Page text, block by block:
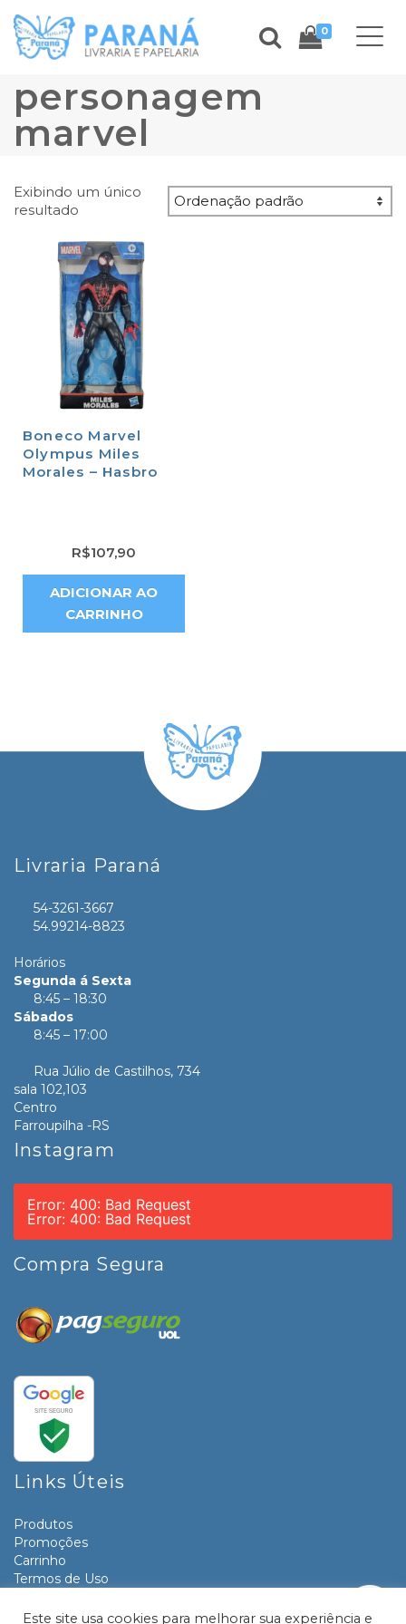
0
personagem
marvel
Exibindo um único
resultado
Boneco Marvel
Olympus Miles
Morales – Hasbro
R$107,90
ADICIONAR AO
CARRINHO
Livraria Paraná
54-3261-3667
54.99214-8823
Horários
Segunda á Sexta
8:45 – 18:30
Sábados
8:45 – 17:00
Rua Júlio de Castilhos, 734
sala 102,103
Centro
Farroupilha -RS
Instagram
Error: 400: Bad Request
Error: 400: Bad Request
Compra Segura
Links Úteis
Produtos
Promoções
Carrinho
Termos de Uso
Contato
Este site usa cookies para melhorar sua experiência e